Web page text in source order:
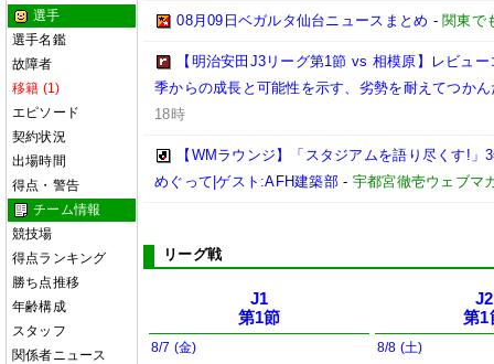
選手
選手名鑑
故障者
移籍 (1)
エピソード
契約状況
出場時間
得点・警告
チーム情報
競技場
得点ランキング
勝ち点推移
年齢構成
スタッフ
関係者ニュース
08月09日ベガルタ仙台ニュースまとめ - 関東で
【明治安田J3リーグ第1節 vs 相模原】レビュ
季からの成長と可能性を示す、劣勢を耐えてつか
18時
【WMラウンジ】「スタジアムを語り尽くす!
めぐって|ゲスト:AFH建築部 - 宇都宮徹壱ウェブマ
リーグ戦
J1
第1節
8/7 (金)
J2
第1
8/8 (土)